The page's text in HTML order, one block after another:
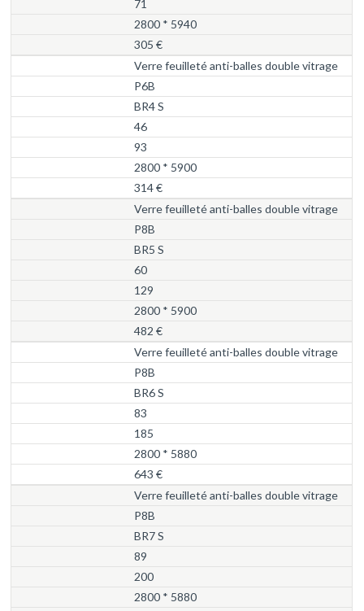
71
2800 * 5940
305 €
Verre feuilleté anti-balles double vitrage
P6B
BR4 S
46
93
2800 * 5900
314 €
Verre feuilleté anti-balles double vitrage
P8B
BR5 S
60
129
2800 * 5900
482 €
Verre feuilleté anti-balles double vitrage
P8B
BR6 S
83
185
2800 * 5880
643 €
Verre feuilleté anti-balles double vitrage
P8B
BR7 S
89
200
2800 * 5880